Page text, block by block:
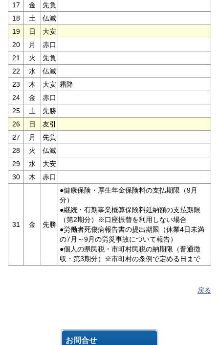
17
金
先負
18
土
仏滅
19
日
大安
20
月
赤口
21
火
先負
22
水
仏滅
23
木 大安 霜降
24
金
赤口
25
土
先勝
26
日
友引
27
月
先負
28
火
仏滅
29
水
大安
30
木 赤口
31 金 先勝
●健康保険・厚生年金保険料の支払期限（9月
分）
●継続・有期事業概算保険料延納額の支払期限
（第2期分）※口座振替を利用しない場合
●労働者死傷病報告書の提出期限（休業4日未満
の7月～9月の労災事故について報告）
●個人の県民税・市町村民税の納期限（普通徴
収・第3期分）※市町村の条例で定める日まで
戻る
お問合せ